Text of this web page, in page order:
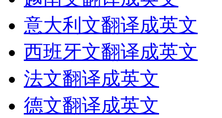
意大利文翻译成英文
西班牙文翻译成英文
法文翻译成英文
德文翻译成英文